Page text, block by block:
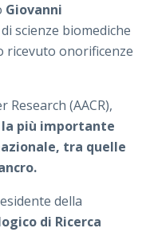
Giovanni
scienze biomediche
ricevuto onorificenze
Research (AACR),
la più importante
tra quelle
della
di Ricerca